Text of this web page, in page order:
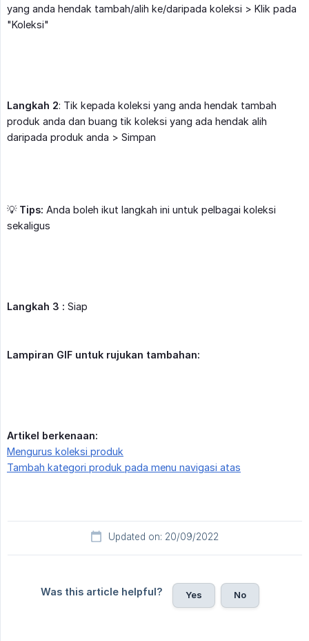
yang anda hendak tambah/alih ke/daripada koleksi > Klik pada
"Koleksi"
Langkah 2: Tik kepada koleksi yang anda hendak tambah
produk anda dan buang tik koleksi yang ada hendak alih
daripada produk anda > Simpan
💡 Tips: Anda boleh ikut langkah ini untuk pelbagai koleksi
sekaligus
Langkah 3 : Siap
Lampiran GIF untuk rujukan tambahan:
Artikel berkenaan:
Mengurus koleksi produk
Tambah kategori produk pada menu navigasi atas
Updated on: 20/09/2022
Was this article helpful? Yes No